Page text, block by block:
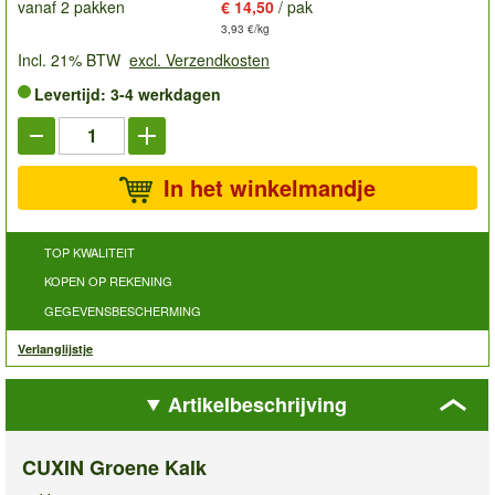
vanaf 2 pakken € 14,50 / pak
3,93 €/kg
Incl. 21% BTW excl. Verzendkosten
Levertijd: 3-4 werkdagen
In het winkelmandje
TOP KWALITEIT
KOPEN OP REKENING
GEGEVENSBESCHERMING
Verlanglijstje
Artikelbeschrijving
CUXIN Groene Kalk